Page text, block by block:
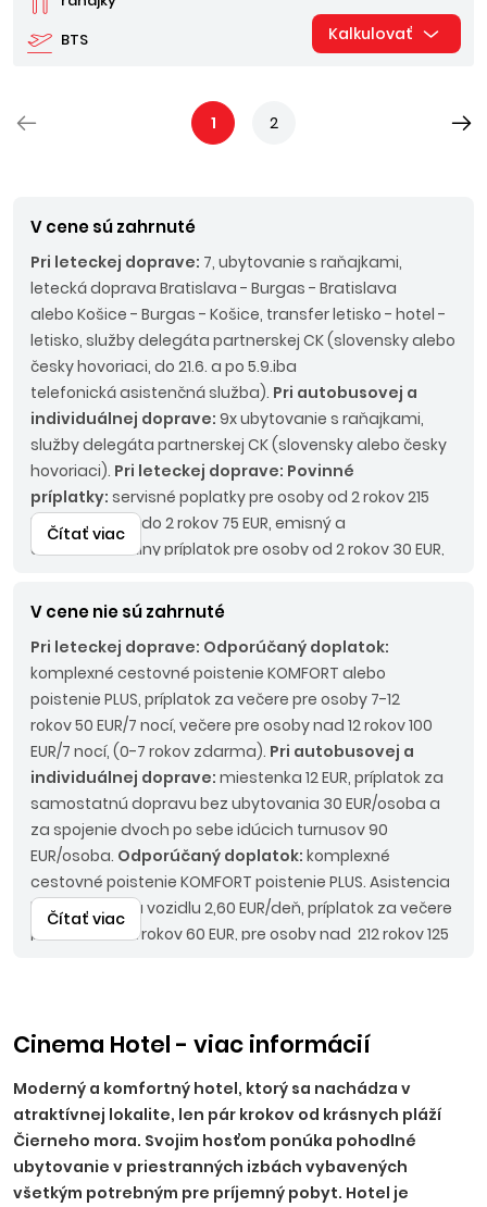
BTS Kalkulovať
1 2
V cene sú zahrnuté
Pri leteckej doprave: 7, ubytovanie s raňajkami,
letecká doprava Bratislava - Burgas - Bratislava
alebo Košice - Burgas - Košice, transfer letisko - hotel -
letisko, služby delegáta partnerskej CK (slovensky alebo
česky hovoriaci, do 21.6. a po 5.9.iba
telefonická asistenčná služba). Pri autobusovej a
individuálnej doprave: 9x ubytovanie s raňajkami,
služby delegáta partnerskej CK (slovensky alebo česky
hovoriaci). Pri leteckej doprave: Povinné
príplatky: servisné poplatky pre osoby od 2 rokov 215
EUR, pre osoby do 2 rokov 75 EUR, emisný a
environmentálny príplatok pre osoby od 2 rokov 30 EUR,
osoby od 2 rokov 15 EUR/osoba/pobyt.
EUR/os.
Čítať viac
V cene nie sú zahrnuté
Pri leteckej doprave: Odporúčaný doplatok:
komplexné cestovné poistenie KOMFORT alebo
poistenie PLUS, príplatok za večere pre osoby 7-12
rokov 50 EUR/7 nocí, večere pre osoby nad 12 rokov 100
EUR/7 nocí, (0-7 rokov zdarma). Pri autobusovej a
individuálnej doprave: miestenka 12 EUR, príplatok za
samostatnú dopravu bez ubytovania 30 EUR/osoba a
za spojenie dvoch po sebe idúcich turnusov 90
EUR/osoba. Odporúčaný doplatok: komplexné
cestovné poistenie KOMFORT poistenie PLUS. Asistencia
k motorovému vozidlu 2,60 EUR/deň, príplatok za večere
pre osoby 7-12 rokov 60 EUR, pre osoby nad 212 rokov 125
EUR.Ostatné príplatky:trezor na recepcii 2,50 EUR/deň
Čítať viac
Cinema Hotel - viac informácií
Moderný a komfortný hotel, ktorý sa nachádza v
atraktívnej lokalite, len pár krokov od krásnych pláží
Čierneho mora. Svojim hosťom ponúka pohodlné
ubytovanie v priestranných izbách vybavených
všetkým potrebným pre príjemný pobyt. Hotel je